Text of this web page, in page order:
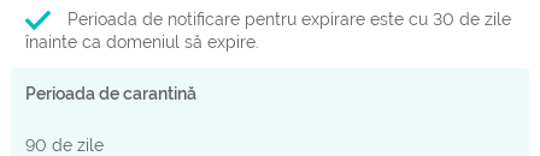
Perioada de notificare pentru expirare este cu 30 de zile
înainte ca domeniul să expire.
Perioada de carantină
90 de zile